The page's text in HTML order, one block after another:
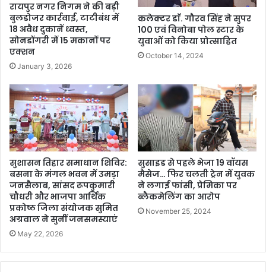
रायपुर नगर निगम ने की बड़ी
बुलडोजर कार्रवाई, टाटीबंध में
18 अवैध दुकानें ध्वस्त,
सोनडोंगरी में 15 मकानों पर
एक्शन
January 3, 2026
कलेक्टर डाॅ. गौरव सिंह ने सुपर
100 एवं विनोबा पोल स्टार के
युवाओं को किया प्रोत्साहित
October 14, 2024
सुशासन तिहार समाधान शिविर:
बसना के मंगल भवन में उमड़ा
जनसैलाब, सांसद रूपकुमारी
चौधरी और भाजपा आर्थिक
प्रकोष्ठ जिला संयोजक सुमित
अग्रवाल ने सुनीं जनसमस्याएं
May 22, 2026
सुसाइड से पहले भेजा 19 वॉयस
मैसेज… फिर चलती ट्रेन में युवक
ने लगाई फांसी, प्रेमिका पर
ब्लैकमेलिंग का आरोप
November 25, 2024